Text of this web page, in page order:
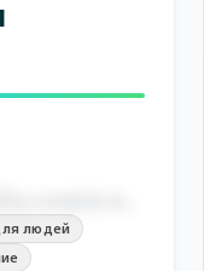
людей